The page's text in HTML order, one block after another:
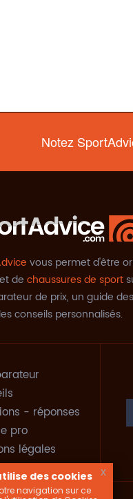
Notez
vous permet d'être
et de chaussures de sport
de prix, un guide
conseils personnalisés.
- réponses
pro
légales
des cookies
navigation sur ce
x